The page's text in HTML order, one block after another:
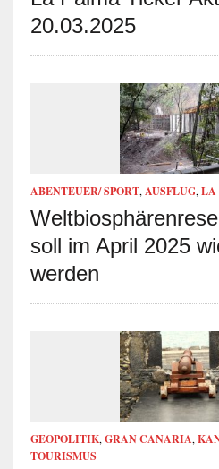
20.03.2025
ABENTEUER/ SPORT, AUSFLUG, LA
soll im April 2025
werden
GEOPOLITIK, GRAN CANARIA,
TOURISMUS